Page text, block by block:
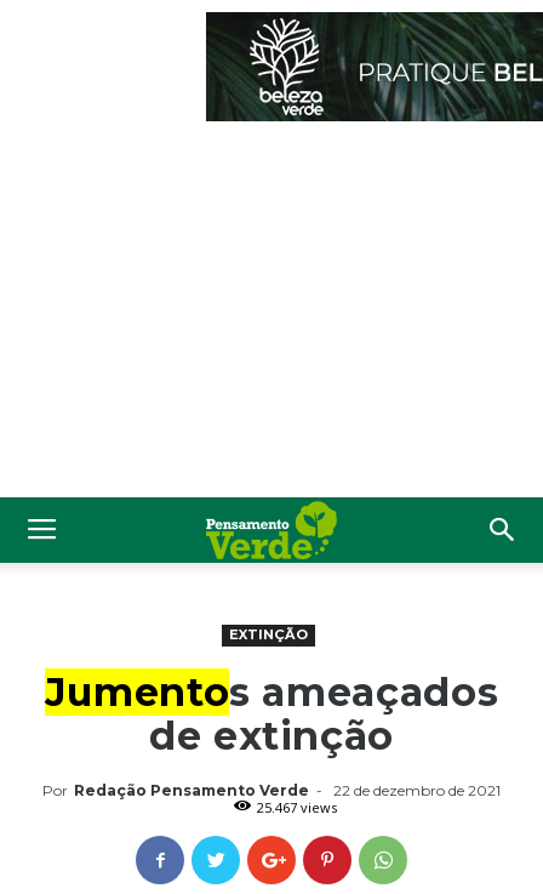
EXTINÇÃO
Jumentos ameaçados
de extinção
Por Redação Pensamento Verde -
22 de dezembro de 2021
25.467 views